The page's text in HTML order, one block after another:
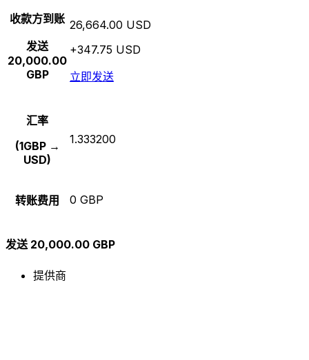
收款方到账
发送
20,000.00
GBP
26,664.00 USD
+347.75 USD
立即发送
汇率
(1GBP →
USD)
1.333200
转账费用 0 GBP
发送 20,000.00 GBP
提供商